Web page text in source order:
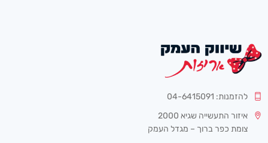
להזמנות: 04-6415091
איזור התעשייה שגיא 2000
צומת כפר ברוך – מגדל העמק